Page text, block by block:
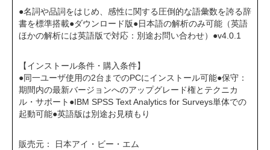
●名詞や品詞をはじめ、感性に関する圧倒的な語彙数を誇る辞
書を標準搭載●ダウンロード版●日本語の解析のみ可能（英語
ほかの解析には英語版で対応：別途お問い合わせ）●v4.0.1
【インストール条件・購入条件】
●同一ユーザ使用の2台までのPCにインストール可能●保守：
期間内の最新バージョンへのアップグレード権とテクニカ
ル・サポート●IBM SPSS Text Analytics for Surveys単体での
起動可能●英語版は別途お見積もり
販売元： 日本アイ・ビー・エム